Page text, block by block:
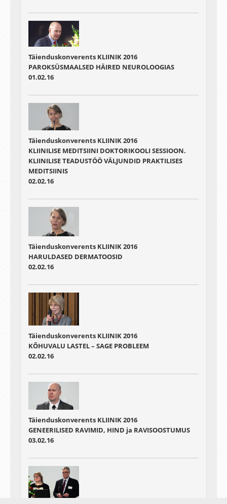
Täienduskonverents KLIINIK 2016
PAROKSÜSMAALSED HÄIRED NEUROLOOGIAS
01.02.16
Täienduskonverents KLIINIK 2016
KLIINILISE MEDITSIINI DOKTORIKOOLI SESSIOON.
KLIINILISE TEADUSTÖÖ VÄLJUNDID PRAKTILISES
MEDITSIINIS
02.02.16
Täienduskonverents KLIINIK 2016
HARULDASED DERMATOOSID
02.02.16
Täienduskonverents KLIINIK 2016
KÕHUVALU LASTEL – SAGE PROBLEEM
02.02.16
Täienduskonverents KLIINIK 2016
GENEERILISED RAVIMID, HIND ja RAVISOOSTUMUS
03.02.16